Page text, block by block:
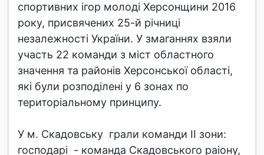
спортивних ігор молоді Херсонщини 2016
року, присвячених 25-й річниці
незалежності України. У змаганнях взяли
участь 22 команди з міст областного
значення та районів Херсонської області,
які були розподілені у 6 зонах по
територіальному принципу.
У м. Скадовську грали команди ІІ зони:
господарі - команда Скадовського раіону,